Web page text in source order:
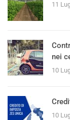
11
nei
10
10